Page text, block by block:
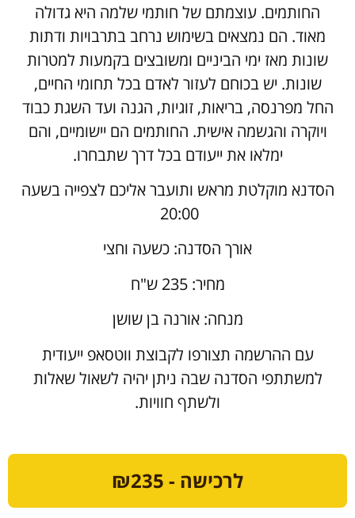
החותמים. עוצמתם של חותמי שלמה היא גדולה
מאוד. הם נמצאים בשימוש נרחב בתרבויות ודתות
שונות מאז ימי הביניים ומשובצים בקמעות למטרות
שונות. יש בכוחם לעזור לאדם בכל תחומי החיים,
החל מפרנסה, בריאות, זוגיות, הגנה ועד השגת כבוד
ויוקרה והגשמה אישית. החותמים הם יישומיים, והם
ימלאו את ייעודם בכל דרך שתבחרו.
הסדנא מוקלטת מראש ותועבר אליכם לצפייה בשעה
20:00
אורך הסדנה: כשעה וחצי
מחיר: 235 ש"ח
מנחה: אורנה בן שושן
עם ההרשמה תצורפו לקבוצת ווטסאפ ייעודית
למשתתפי הסדנה שבה ניתן יהיה לשאול שאלות
ולשתף חוויות.
לרכישה - ₪235